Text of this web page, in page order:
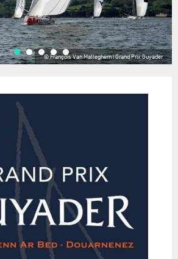
© François Van Malleghem | Grand Prix Guyader